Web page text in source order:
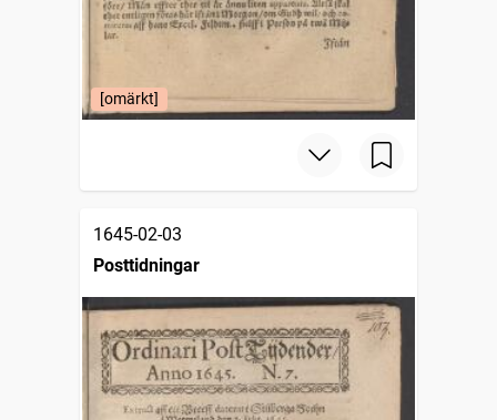
[omärkt]
1645-02-03
Posttidningar